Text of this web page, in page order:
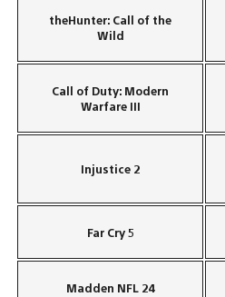
theHunter: Call of the
Wild
Call of Duty: Modern
Warfare III
Injustice 2
Far Cry 5
Madden NFL 24